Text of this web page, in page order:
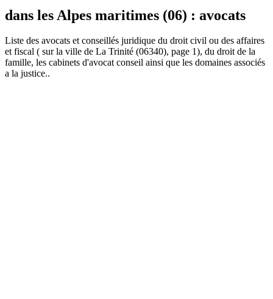
dans les Alpes maritimes (06) : avocats
Liste des avocats et conseillés juridique du droit civil ou des affaires
et fiscal ( sur la ville de La Trinité (06340), page 1), du droit de la
famille, les cabinets d'avocat conseil ainsi que les domaines associés
a la justice..